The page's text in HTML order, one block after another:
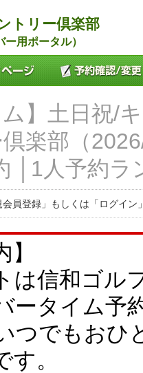
トリー倶楽部
用ポータル）
ム】土日祝/
楽部（
│1人予約ラ
員登録」もしくは「ログイン
】
は信和ゴル
ータイム予
つでもおひ
す。